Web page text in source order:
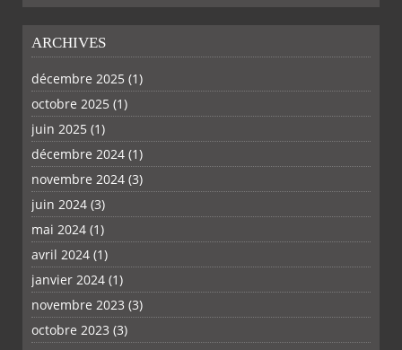
PLUS
ARCHIVES
décembre 2025 (1)
octobre 2025 (1)
juin 2025 (1)
décembre 2024 (1)
novembre 2024 (3)
juin 2024 (3)
mai 2024 (1)
avril 2024 (1)
janvier 2024 (1)
novembre 2023 (3)
octobre 2023 (3)